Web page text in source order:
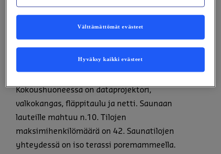
Tumma ja tyylikäs edustustila Kustavi
koostuu kokoushuoneesta, oleskelutilasta
Kokoushuoneessa on dataprojektori,
valkokangas, fläppitaulu ja netti. Saunaan
lauteille mahtuu n.10. Tilojen
maksimihenkilömäärä on 42. Saunatilojen
yhteydessä on iso terassi poremammeella.
Välttämättömät evästeet
Hyväksy kaikki evästeet